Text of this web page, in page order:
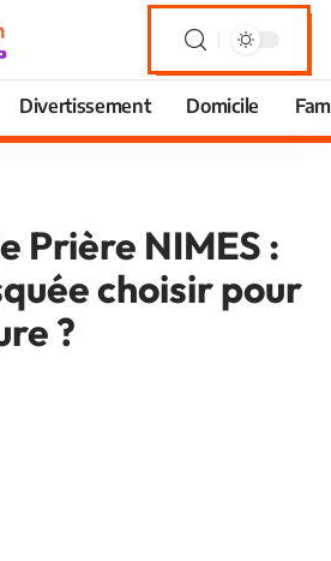
Divertissement Domicile
Prière NIMES :
choisir pour
?